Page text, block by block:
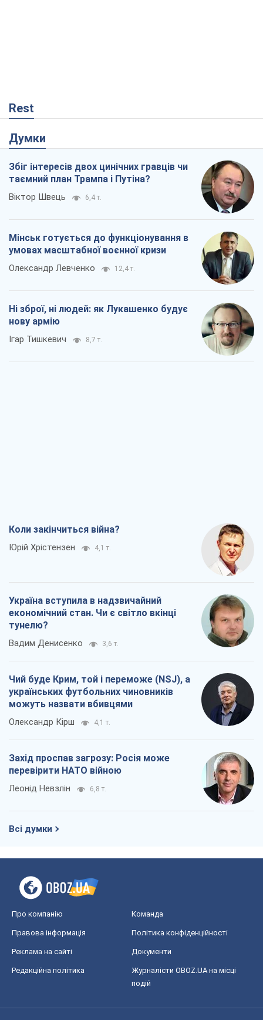
Rest
Думки
Збіг інтересів двох цинічних гравців чи
таємний план Трампа і Путіна?
Віктор Швець 6,4 т.
Мінськ готується до функціонування в
умовах масштабної воєнної кризи
Олександр Левченко 12,4 т.
Ні зброї, ні людей: як Лукашенко будує
нову армію
Ігар Тишкевич 8,7 т.
Коли закінчиться війна?
Юрій Хрістензен 4,1 т.
Україна вступила в надзвичайний
економічний стан. Чи є світло вкінці
тунелю?
Вадим Денисенко 3,6 т.
Чий буде Крим, той і переможе (NSJ), а
українських футбольних чиновників
можуть назвати вбивцями
Олександр Кірш 4,1 т.
Захід проспав загрозу: Росія може
перевірити НАТО війною
Леонід Невзлін 6,8 т.
Всі думки
Про компанію Команда
Правова інформація Політика конфіденційності
Реклама на сайті Документи
Редакційна політика
Журналісти OBOZ.UA на місці
подій